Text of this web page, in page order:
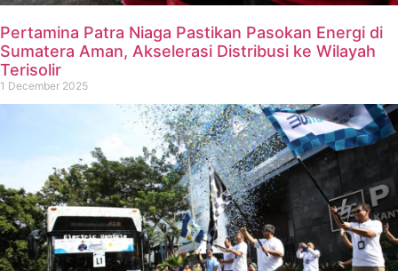
Pertamina Patra Niaga Pastikan Pasokan Energi di
Sumatera Aman, Akselerasi Distribusi ke Wilayah
Terisolir
1 December 2025